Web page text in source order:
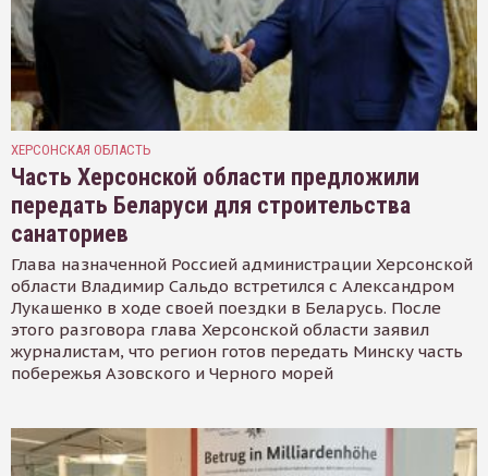
ХЕРСОНСКАЯ ОБЛАСТЬ
Часть Херсонской области предложили
передать Беларуси для строительства
санаториев
Глава назначенной Россией администрации Херсонской
области Владимир Сальдо встретился с Александром
Лукашенко в ходе своей поездки в Беларусь. После
этого разговора глава Херсонской области заявил
журналистам, что регион готов передать Минску часть
побережья Азовского и Черного морей